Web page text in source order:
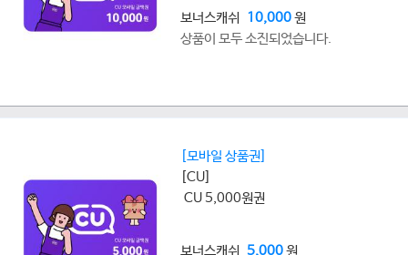
보너스캐쉬 10,000원
상품이 모두 소진되었습니다.
[모바일 상품권]
[CU]
CU 5,000원권
보너스캐쉬 5,000원